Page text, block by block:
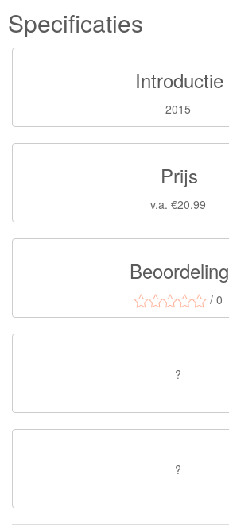
Specificaties
Introductie
2015
Prijs
v.a. €20.99
Beoordeling
/ 0
?
?